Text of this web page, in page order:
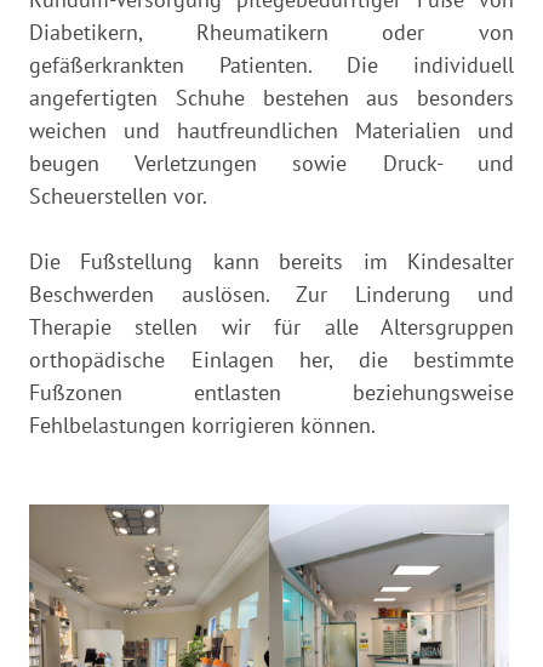
Diabe­tikern, Rheumatikern oder von
gefäßerkrankten Patienten. Die individuell
angefertigten Schuhe bestehen aus besonders
weichen und hautfreundlichen Materialien und
beugen Verletzungen sowie Druck- und
Scheuerstellen vor.
Die Fußstellung kann bereits im Kindesalter
Beschwerden auslösen. Zur Linderung und
Therapie stellen wir für alle Altersgruppen
orthopä­dische Einlagen her, die bestimmte
Fußzonen entlasten beziehungsweise
Fehlbelastungen korrigieren können.